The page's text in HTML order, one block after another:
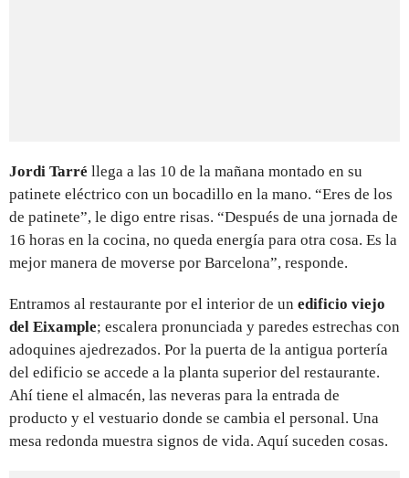
Jordi Tarré llega a las 10 de la mañana montado en su
patinete eléctrico con un bocadillo en la mano. “Eres de los
de patinete”, le digo entre risas. “Después de una jornada de
16 horas en la cocina, no queda energía para otra cosa. Es la
mejor manera de moverse por Barcelona”, responde.
Entramos al restaurante por el interior de un edificio viejo
del Eixample; escalera pronunciada y paredes estrechas con
adoquines ajedrezados. Por la puerta de la antigua portería
del edificio se accede a la planta superior del restaurante.
Ahí tiene el almacén, las neveras para la entrada de
producto y el vestuario donde se cambia el personal. Una
mesa redonda muestra signos de vida. Aquí suceden cosas.